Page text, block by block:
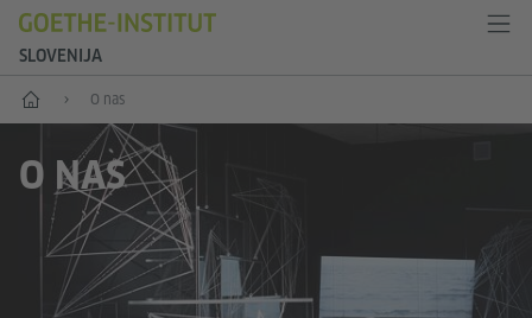
SLOVENIJA
Začetek O nas
O NAS